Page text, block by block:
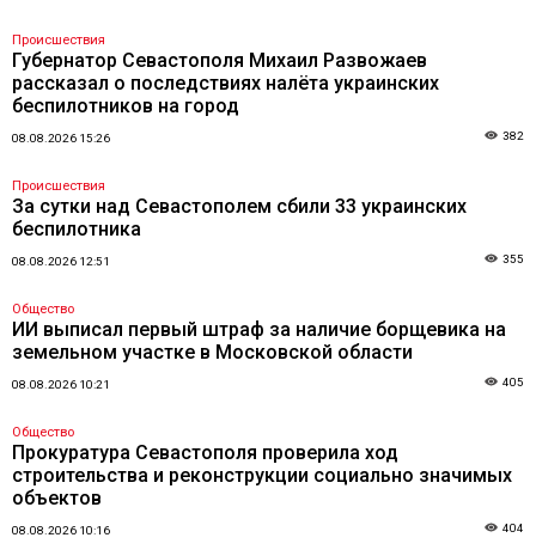
Происшествия
Губернатор Севастополя Михаил Развожаев
рассказал о последствиях налёта украинских
беспилотников на город
08.08.2026 15:26 382
Происшествия
За сутки над Севастополем сбили 33 украинских
беспилотника
08.08.2026 12:51 355
Общество
ИИ выписал первый штраф за наличие борщевика на
земельном участке в Московской области
08.08.2026 10:21 405
Общество
Прокуратура Севастополя проверила ход
строительства и реконструкции социально значимых
объектов
08.08.2026 10:16 404